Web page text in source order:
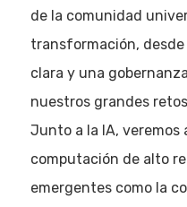
de la comunidad
transformación,
clara y una
nuestros grandes
Junto a la IA, veremos
computación de alto
emergentes como la